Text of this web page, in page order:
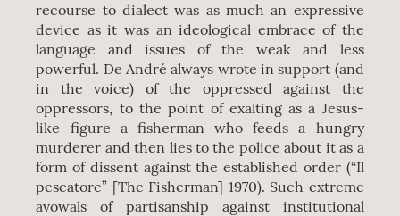
recourse to dialect was as much an expressive
device as it was an ideological embrace of the
language and issues of the weak and less
powerful. De André always wrote in support (and
in the voice) of the oppressed against the
oppressors, to the point of exalting as a Jesus-
like figure a fisherman who feeds a hungry
murderer and then lies to the police about it as a
form of dissent against the established order (“Il
pescatore” [The Fisherman] 1970). Such extreme
avowals of partisanship against institutional